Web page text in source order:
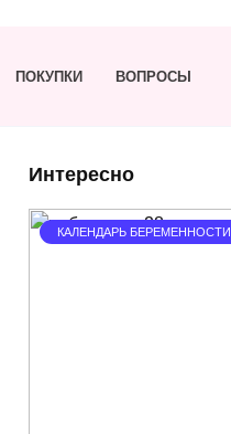
ПОКУПКИ ВОПРОСЫ
Интересно
КАЛЕНДАРЬ БЕРЕМЕННОСТИ